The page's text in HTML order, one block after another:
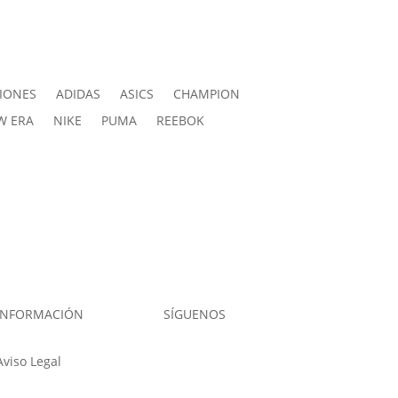
ADIDAS ASICS
CHAMPION
ERA NIKE PUMA
REEBOK
Legal
SÍGUENOS